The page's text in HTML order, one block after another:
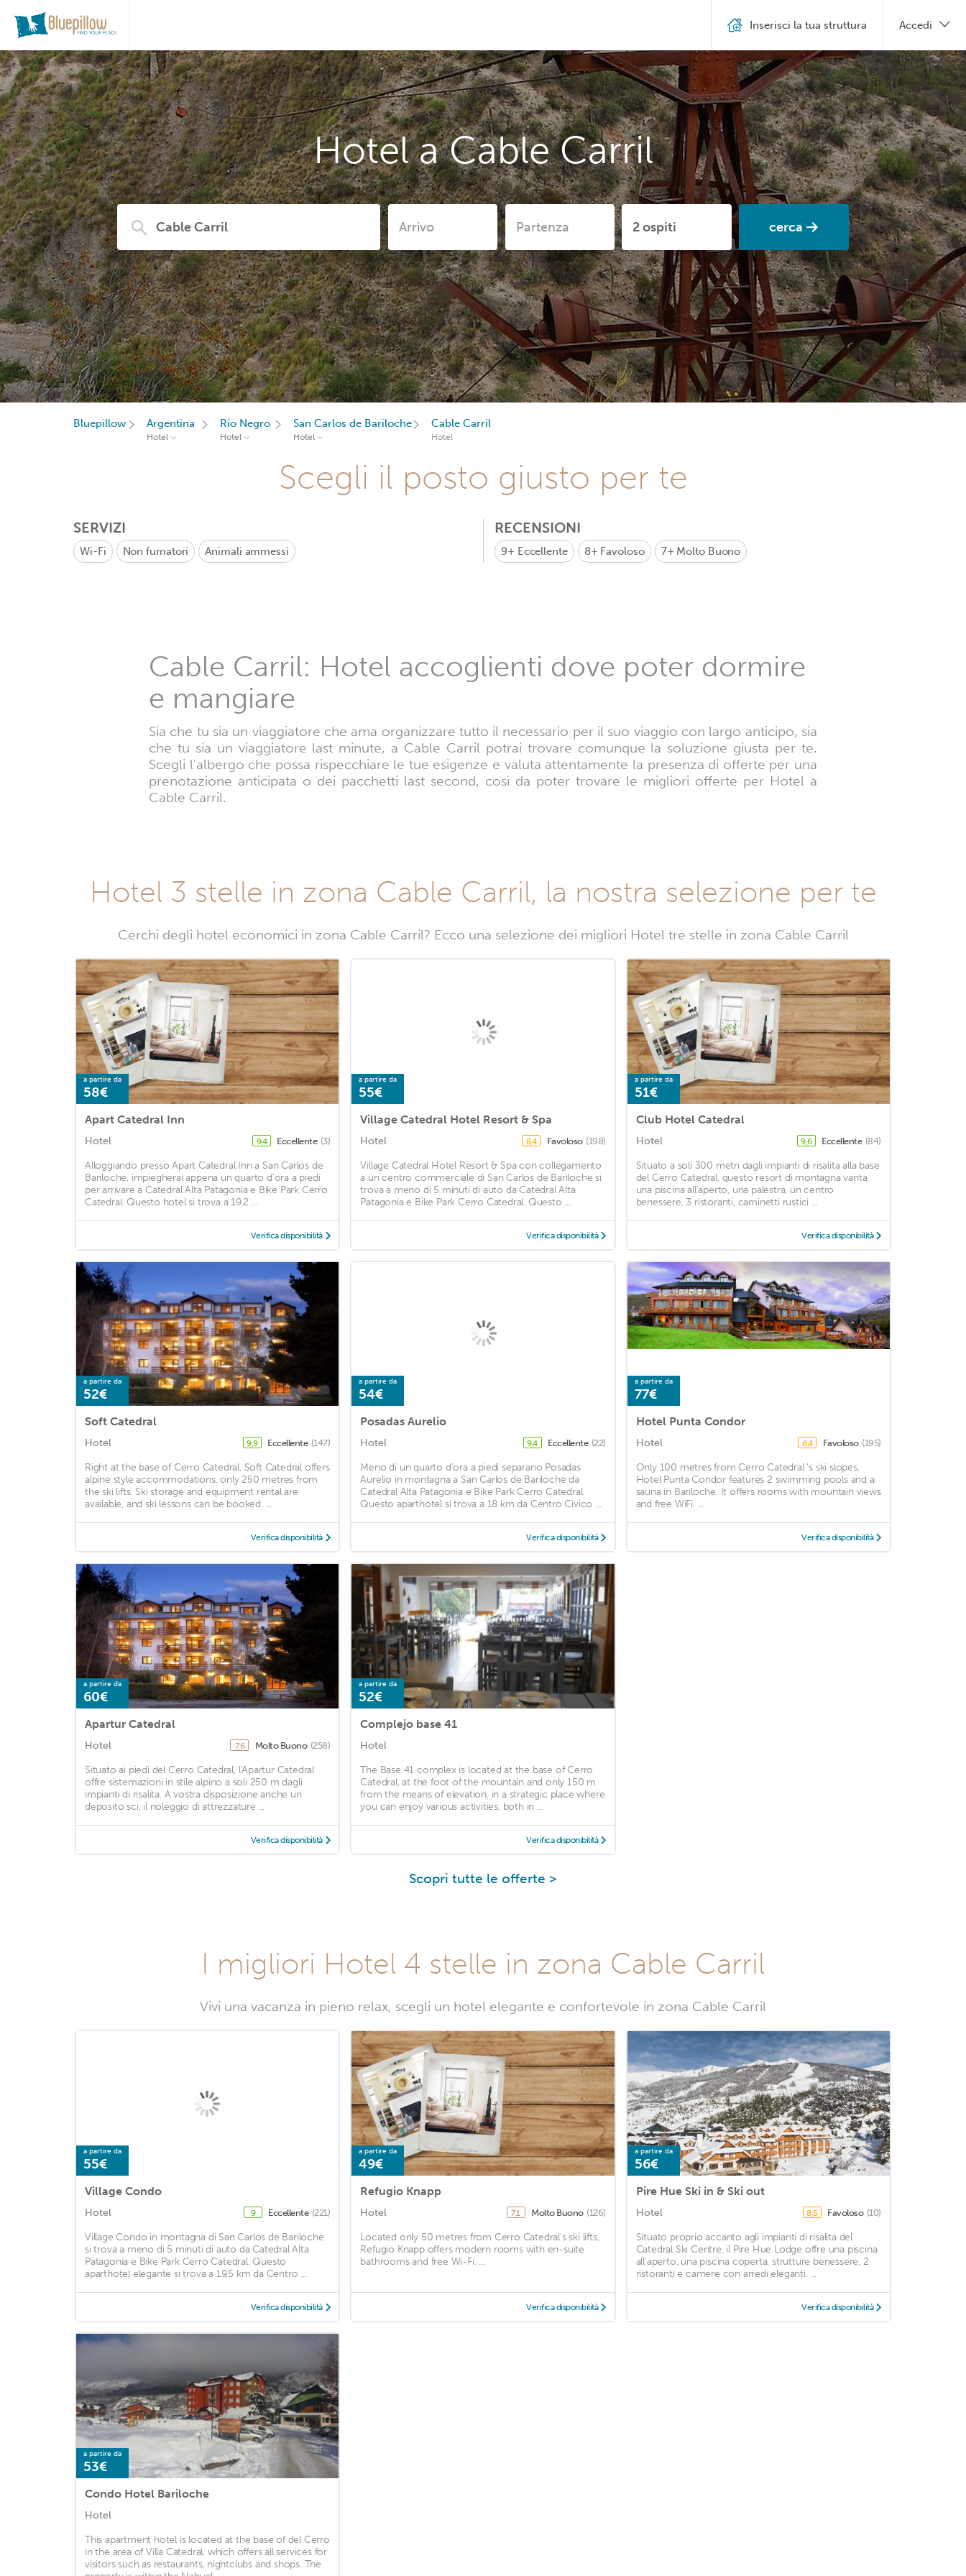
Hotel a Cable Carril
cerca
Inserisci la tua struttura Accedi
Bluepillow Argentina
Hotel
Río Negro
Hotel
San Carlos de Bariloche
Hotel
Cable Carril
Hotel
Scegli il posto giusto per te
SERVIZI
Wi-Fi Non fumatori Animali ammessi
RECENSIONI
9+ Eccellente 8+ Favoloso 7+ Molto Buono
Cable Carril: Hotel accoglienti dove poter dormire
e mangiare
Sia che tu sia un viaggiatore che ama organizzare tutto il necessario per il suo viaggio con largo anticipo, sia
che tu sia un viaggiatore last minute, a Cable Carril potrai trovare comunque la soluzione giusta per te.
Scegli l'albergo che possa rispecchiare le tue esigenze e valuta attentamente la presenza di offerte per una
prenotazione anticipata o dei pacchetti last second, così da poter trovare le migliori offerte per Hotel a
Cable Carril.
Hotel 3 stelle in zona Cable Carril, la nostra selezione per te
Cerchi degli hotel economici in zona Cable Carril? Ecco una selezione dei migliori Hotel tre stelle in zona Cable Carril
a partire da
58€
Apart Catedral Inn
Hotel 9,4 Eccellente (3)
Alloggiando presso Apart Catedral Inn a San Carlos de
Bariloche, impiegherai appena un quarto d'ora a piedi
per arrivare a Catedral Alta Patagonia e Bike Park Cerro
Catedral. Questo hotel si trova a 19,2 ...
Verifica disponibilità
a partire da
55€
Village Catedral Hotel Resort & Spa
Hotel 8,4 Favoloso (198)
Village Catedral Hotel Resort & Spa con collegamento
a un centro commerciale di San Carlos de Bariloche si
trova a meno di 5 minuti di auto da Catedral Alta
Patagonia e Bike Park Cerro Catedral. Questo ...
Verifica disponibilità
a partire da
51€
Club Hotel Catedral
Hotel 9,6 Eccellente (84)
Situato a soli 300 metri dagli impianti di risalita alla base
del Cerro Catedral, questo resort di montagna vanta
una piscina all'aperto, una palestra, un centro
benessere, 3 ristoranti, caminetti rustici ...
Verifica disponibilità
a partire da
52€
Soft Catedral
Hotel 9,9 Eccellente (147)
Right at the base of Cerro Catedral, Soft Catedral offers
alpine style accommodations, only 250 metres from
the ski lifts. Ski storage and equipment rental are
available, and ski lessons can be booked. ...
Verifica disponibilità
a partire da
54€
Posadas Aurelio
Hotel 9,4 Eccellente (22)
Meno di un quarto d'ora a piedi separano Posadas
Aurelio in montagna a San Carlos de Bariloche da
Catedral Alta Patagonia e Bike Park Cerro Catedral.
Questo aparthotel si trova a 18 km da Centro Civico ...
Verifica disponibilità
a partire da
77€
Hotel Punta Condor
Hotel 8,4 Favoloso (195)
Only 100 metres from Cerro Catedral ‘s ski slopes,
Hotel Punta Condor features 2 swimming pools and a
sauna in Bariloche. It offers rooms with mountain views
and free WiFi. ...
Verifica disponibilità
a partire da
60€
Apartur Catedral
Hotel 7,6 Molto Buono (258)
Situato ai piedi del Cerro Catedral, l'Apartur Catedral
offre sistemazioni in stile alpino a soli 250 m dagli
impianti di risalita. A vostra disposizione anche un
deposito sci, il noleggio di attrezzature ...
Verifica disponibilità
a partire da
52€
Complejo base 41
Hotel
The Base 41 complex is located at the base of Cerro
Catedral, at the foot of the mountain and only 150 m
from the means of elevation, in a strategic place where
you can enjoy various activities, both in ...
Verifica disponibilità
Scopri tutte le offerte >
I migliori Hotel 4 stelle in zona Cable Carril
Vivi una vacanza in pieno relax, scegli un hotel elegante e confortevole in zona Cable Carril
a partire da
55€
Village Condo
Hotel 9 Eccellente (221)
Village Condo in montagna di San Carlos de Bariloche
si trova a meno di 5 minuti di auto da Catedral Alta
Patagonia e Bike Park Cerro Catedral. Questo
aparthotel elegante si trova a 19,5 km da Centro ...
Verifica disponibilità
a partire da
49€
Refugio Knapp
Hotel 7,1 Molto Buono (126)
Located only 50 metres from Cerro Catedral's ski lifts,
Refugio Knapp offers modern rooms with en-suite
bathrooms and free Wi-Fi. ...
Verifica disponibilità
a partire da
56€
Pire Hue Ski in & Ski out
Hotel 8,5 Favoloso (10)
Situato proprio accanto agli impianti di risalita del
Catedral Ski Centre, il Pire Hue Lodge offre una piscina
all'aperto, una piscina coperta, strutture benessere, 2
ristoranti e camere con arredi eleganti. ...
Verifica disponibilità
a partire da
53€
Condo Hotel Bariloche
Hotel
This apartment hotel is located at the base of del Cerro
in the area of Villa Catedral, which offers all services for
visitors such as restaurants, nightclubs and shops. The